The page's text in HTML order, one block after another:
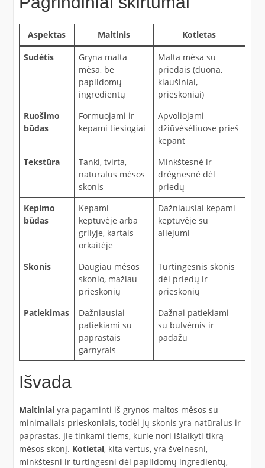
Aspektas Maltinis
Kotletas
Sudėtis
Gryna malta
mėsa, be
papildomų
ingredientų
Malta mėsa su
priedais (duona,
kiaušiniai,
prieskoniai)
Ruošimo
būdas
Formuojami ir
kepami tiesiogiai
Apvoliojami
džiūvėsėliuose prieš
kepant
Tekstūra
Tanki, tvirta,
natūralus mėsos
skonis
Minkštesnė ir
drėgnesnė dėl
priedų
Kepimo
būdas
Kepami
keptuvėje arba
grilyje, kartais
orkaitėje
Dažniausiai kepami
keptuvėje su
aliejumi
Skonis
Daugiau mėsos
skonio, mažiau
prieskonių
Turtingesnis skonis
dėl priedų ir
prieskonių
Patiekimas
Dažniausiai
patiekiami su
paprastais
garnyrais
Dažnai patiekiami
su bulvėmis ir
padažu
Išvada
Maltiniaiyra pagaminti iš grynos maltos mėsos su
minimaliais prieskoniais, todėl jų skonis yra natūralus ir
paprastas. Jie tinkami tiems, kurie nori išlaikyti tikrą
mėsos skonį. Kotletai, kita vertus, yra švelnesni,
minkštesni ir turtingesni dėl papildomų ingredientų,